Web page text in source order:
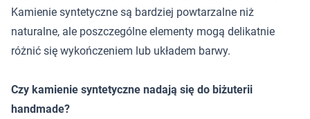
Kamienie syntetyczne są bardziej powtarzalne niż
naturalne, ale poszczególne elementy mogą delikatnie
różnić się wykończeniem lub układem barwy.
Czy kamienie syntetyczne nadają się do biżuterii
handmade?